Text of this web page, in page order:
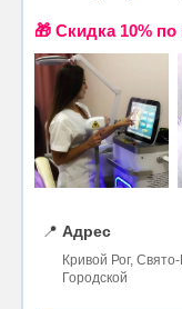
🎁 Cкидка 10%
📍 Адрес
Кривой Рог,
Городской